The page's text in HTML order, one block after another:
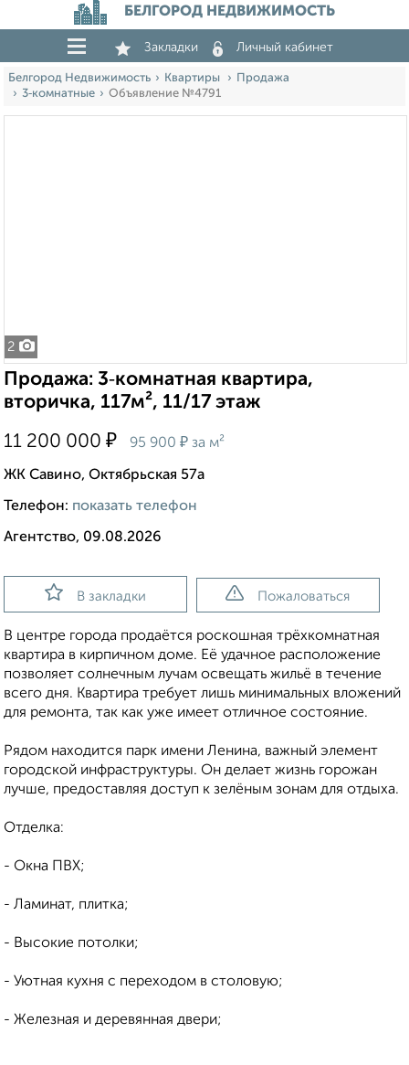
БЕЛГОРОД НЕДВИЖИМОСТЬ
Закладки Личный кабинет
Белгород Недвижимость Квартиры
Продажа
3‑комнатные
Объявление №4791
2
Продажа: 3‑комнатная квартира,
вторичка, 117м², 11/17 этаж
11 200 000 ₽ 95 900 ₽ за м²
ЖК Савино, Октябрьская 57а
Телефон: показать телефон
Агентство, 09.08.2026
В закладки Пожаловаться
В центре города продаётся роскошная трёхкомнатная
квартира в кирпичном доме. Её удачное расположение
позволяет солнечным лучам освещать жильё в течение
всего дня. Квартира требует лишь минимальных вложений
для ремонта, так как уже имеет отличное состояние.
Рядом находится парк имени Ленина, важный элемент
городской инфраструктуры. Он делает жизнь горожан
лучше, предоставляя доступ к зелёным зонам для отдыха.
Отделка:
- Окна ПВХ;
- Ламинат, плитка;
- Высокие потолки;
- Уютная кухня с переходом в столовую;
- Железная и деревянная двери;